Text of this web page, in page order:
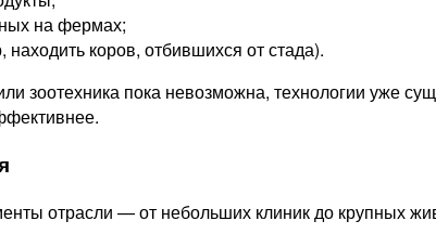
на фермах;
коров, отбившихся от стада).
зоотехника пока невозможна, технологии уже
отрасли — от небольших клиник до крупных